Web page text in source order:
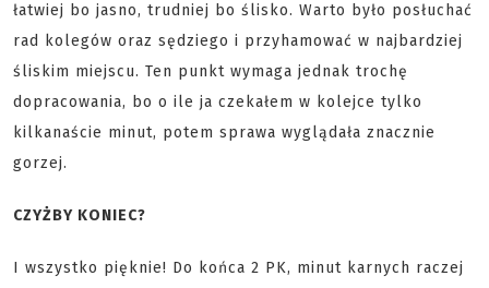
łatwiej bo jasno, trudniej bo ślisko. Warto było posłuchać
rad kolegów oraz sędziego i przyhamować w najbardziej
śliskim miejscu. Ten punkt wymaga jednak trochę
dopracowania, bo o ile ja czekałem w kolejce tylko
kilkanaście minut, potem sprawa wyglądała znacznie
gorzej.
CZYŻBY KONIEC?
I wszystko pięknie! Do końca 2 PK, minut karnych raczej